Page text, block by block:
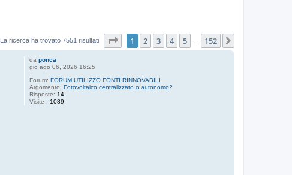
La ricerca ha trovato 7551 risultati Pagina1 di 152
1 2 3 4 5 152
daponca
gio ago 06, 2026 16:25
Forum:FORUM UTILIZZO FONTI RINNOVABILI
Argomento:Fotovoltaico centralizzato o autonomo?
Risposte: 14
Visite : 1089